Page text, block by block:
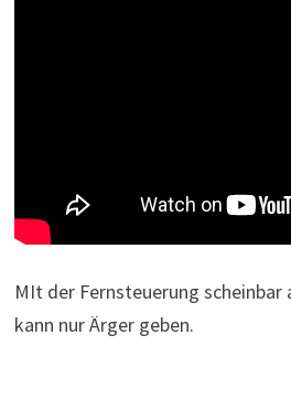
MIt der Fernsteuerung scheinbar
kann nur Ärger geben.